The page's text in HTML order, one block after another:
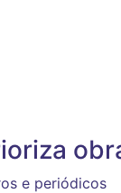
e periódicos